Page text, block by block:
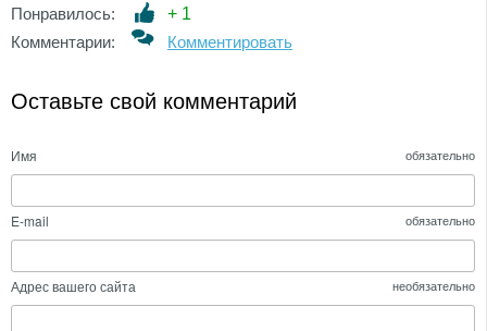
Понравилось:
+ 1
Комментарии:
Комментировать
Оставьте свой комментарий
Имя обязательно
E-mail обязательно
Адрес вашего сайта необязательно